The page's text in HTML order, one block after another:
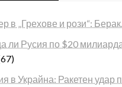
в „Грехове и рози“:
ли Русия по $20
в Украйна: Ракетен удар